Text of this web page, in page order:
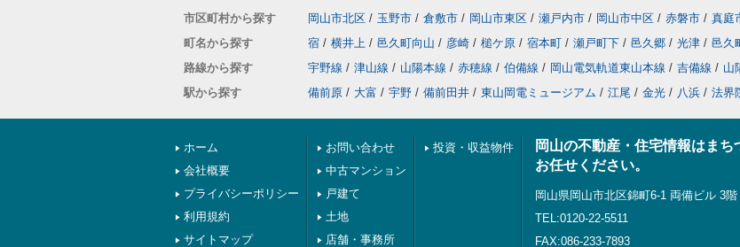
市区町村から探す 岡山市北区 / 玉野市 / 倉敷市 / 岡山市東区 / 瀬戸内市 / 岡山市中区 / 赤磐市 / 真庭
町名から探す
宿 / 横井上 / 邑久町向山 / 彦崎 / 槌ケ原 / 宿本町 / 瀬戸町下 / 邑久郷 / 光津 / 邑久
路線から探す
宇野線 / 津山線 / 山陽本線 / 赤穂線 / 伯備線 / 岡山電気軌道東山本線 / 吉備線 / 山
駅から探す
備前原 / 大富 / 宇野 / 備前田井 / 東山岡電ミュージアム / 江尾 / 金光 / 八浜 / 法界
ホーム
会社概要
プライバシーポリシー
利用規約
サイトマップ
お問い合わせ
中古マンション
戸建て
土地
店舗・事務所
投資・収益物件
岡山の不動産・住宅情報はまち
お任せください。
岡山県岡山市北区錦町6-1 両備ビル 3階
TEL:0120-22-5511
FAX:086-233-7893